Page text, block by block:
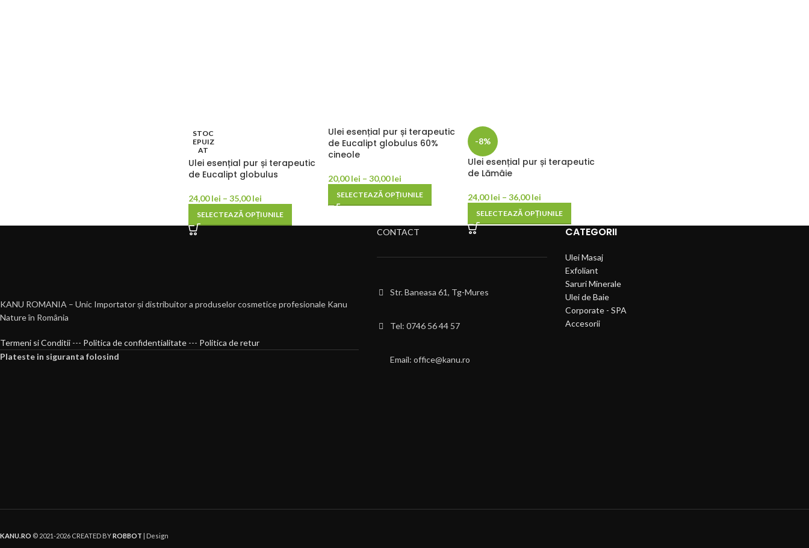
STOC
EPUIZ
AT
Ulei esențial pur și terapeutic
de Eucalipt globulus
24,00lei – 35,00lei
SELECTEAZĂ OPȚIUNILE
Ulei esențial pur și terapeutic
de Eucalipt globulus 60%
cineole
20,00lei – 30,00lei
SELECTEAZĂ OPȚIUNILE
-8%
Ulei esențial pur și terapeutic
de Lămâie
24,00lei – 36,00lei
SELECTEAZĂ OPȚIUNILE
KANU ROMANIA – Unic Importator și distribuitor a produselor cosmetice profesionale Kanu
Nature în România
Termeni si Conditii --- Politica de confidentialitate --- Politica de retur
Plateste in siguranta folosind
CONTACT
Str. Baneasa 61, Tg-Mures
Tel: 0746 56 44 57
Email: office@kanu.ro
CATEGORII
Ulei Masaj
Exfoliant
Saruri Minerale
Ulei de Baie
Corporate - SPA
Accesorii
KANU.RO © 2021-2026 CREATED BYROBBOT | Design